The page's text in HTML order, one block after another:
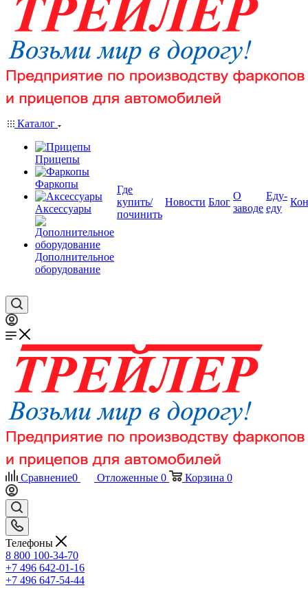
Каталог
Прицепы
Фаркопы
Аксессуары
Дополнительное
оборудование
Где
купить/
починить
Новости Блог
О
заводе
Еду-
еду
Сравнение0 Отложенные 0 Корзина 0
Телефоны
8 800 100-34-70
+7 496 642-01-16
+7 496 647-54-44